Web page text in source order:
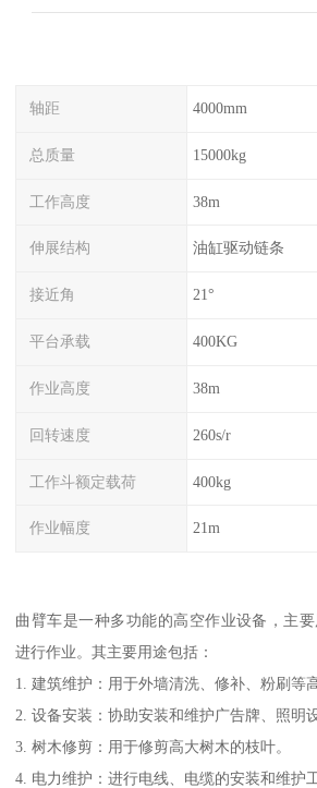
轴距 4000mm
总质量 15000kg
工作高度 38m
伸展结构 油缸驱动链条
接近角 21°
平台承载 400KG
作业高度 38m
回转速度 260s/r
工作斗额定载荷 400kg
作业幅度 21m
曲臂车是一种多功能的高空作业设备，主
进行作业。其主要用途包括：
1. 建筑维护：用于外墙清洗、修补、粉刷等
2. 设备安装：协助安装和维护广告牌、照明
3. 树木修剪：用于修剪高大树木的枝叶。
4. 电力维护：进行电线、电缆的安装和维护工